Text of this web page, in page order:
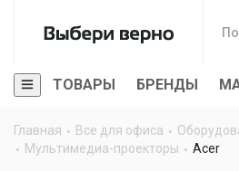
ТОВАРЫ БРЕНДЫ
Главная Все для офиса
Мультимедиа-проекторы
Acer